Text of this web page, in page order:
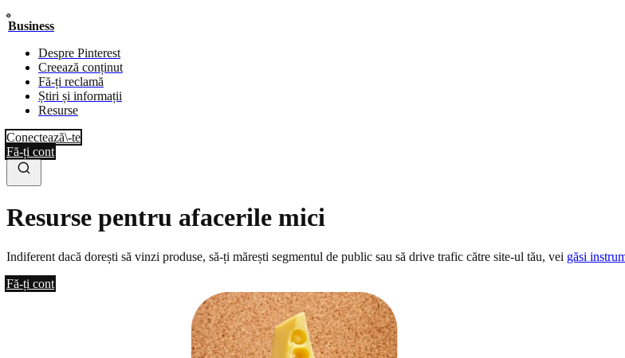
Business
Despre Pinterest
Creează conținut
Fă-ți reclamă
Știri și informații
Resurse
Conectează\-te
Fă-ți cont
Resurse pentru afacerile mici
Indiferent dacă dorești să vinzi produse, să-ți mărești segmentul de public sau să drive trafic către site-ul tău, vei găsi
Fă-ți cont